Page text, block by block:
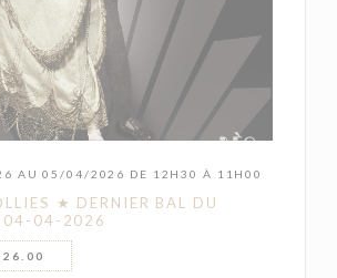
AU 05/04/2026 DE 12H30 À 11H00
★ DERNIER BAL DU
04-2026